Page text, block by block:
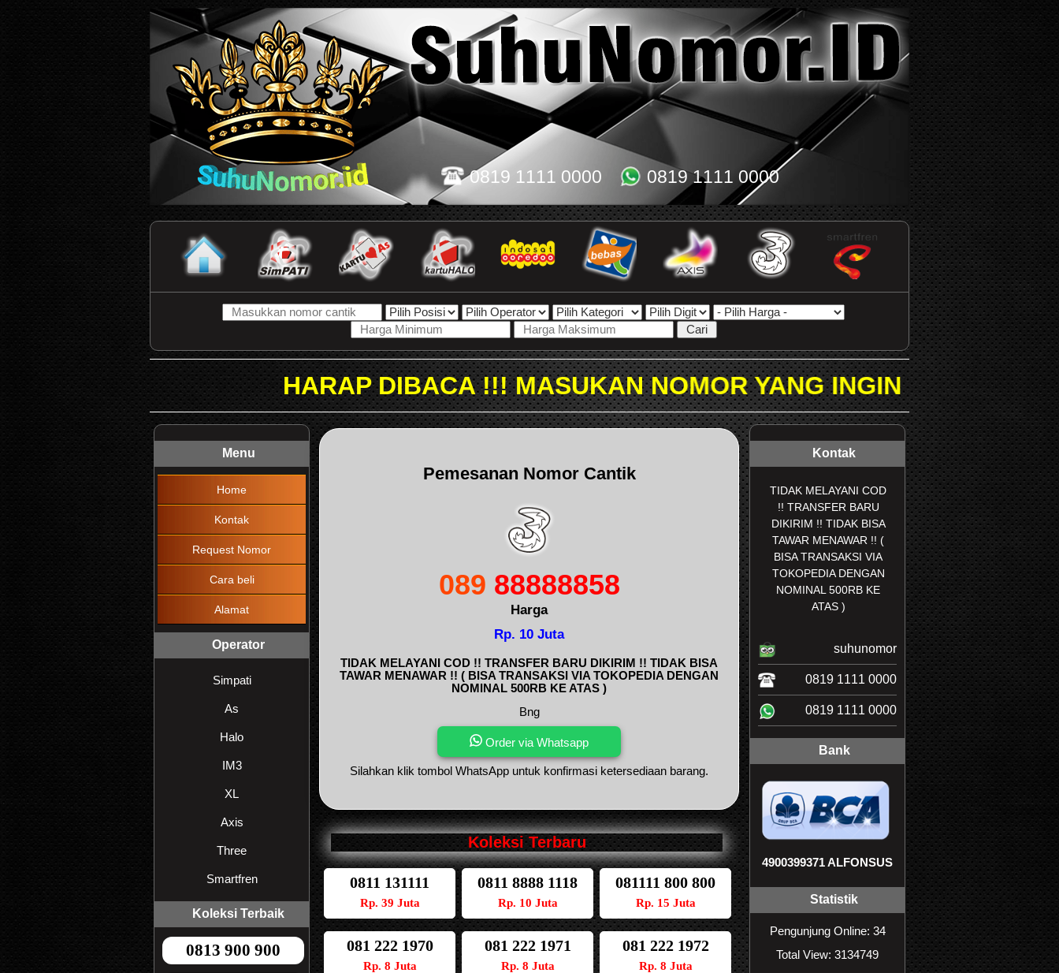
0819 1111 0000 0819 1111 0000
HARAP DIBACA !!! MASUKAN NOMOR YANG INGIN DICARI PADA KOLOM
Menu
Home
Kontak
Request Nomor
Cara beli
Alamat
Operator
Simpati
As
Halo
IM3
XL
Axis
Three
Smartfren
Koleksi Terbaik
0813 900 900
Pemesanan Nomor Cantik
089 88888858
Harga
Rp. 10 Juta
TIDAK MELAYANI COD !! TRANSFER BARU DIKIRIM !! TIDAK BISA
TAWAR MENAWAR !! ( BISA TRANSAKSI VIA TOKOPEDIA DENGAN
NOMINAL 500RB KE ATAS )
Bng
Order via Whatsapp
Silahkan klik tombol WhatsApp untuk konfirmasi ketersediaan barang.
Koleksi Terbaru
0811 131111
Rp. 39 Juta
0811 8888 1118
Rp. 10 Juta
081111 800 800
Rp. 15 Juta
081 222 1970
Rp. 8 Juta
081 222 1971
Rp. 8 Juta
081 222 1972
Rp. 8 Juta
Kontak
TIDAK MELAYANI COD
!! TRANSFER BARU
DIKIRIM !! TIDAK BISA
TAWAR MENAWAR !! (
BISA TRANSAKSI VIA
TOKOPEDIA DENGAN
NOMINAL 500RB KE
ATAS )
suhunomor
0819 1111 0000
0819 1111 0000
Bank
4900399371 ALFONSUS
Statistik
Pengunjung Online: 34
Total View: 3134749